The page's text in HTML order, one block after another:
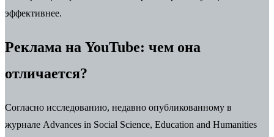
эффективнее.
Реклама на YouTube: чем она
отличается?
Согласно исследованию, недавно опубликованному в
журнале Advances in Social Science, Education and Humanities